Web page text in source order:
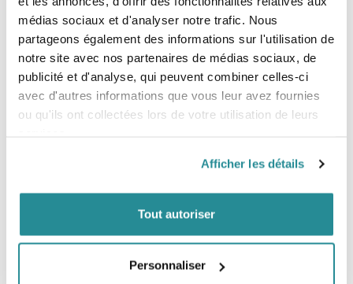
médias sociaux et d'analyser notre trafic. Nous
partageons également des informations sur l'utilisation de
notre site avec nos partenaires de médias sociaux, de
publicité et d'analyse, qui peuvent combiner celles-ci
avec d'autres informations que vous leur avez fournies
ou qu'ils ont collectées lors de votre utilisation de leurs
Afficher les détails
Tout autoriser
Personnaliser
Caractéristiques :
Anatomical backplate
3D contoured neoprene interior
Comfortable foam panels
Soft neoprene edges
Non-slip print